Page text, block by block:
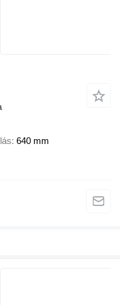
640 mm